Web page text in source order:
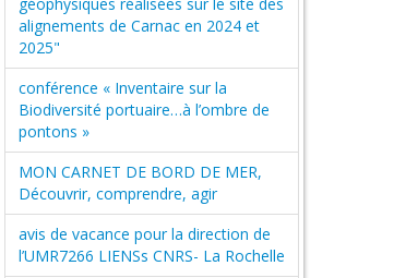
alignements de Carnac en 2024 et
2025"
conférence « Inventaire sur la
Biodiversité portuaire…à l’ombre de
pontons »
MON CARNET DE BORD DE MER,
Découvrir, comprendre, agir
avis de vacance pour la direction de
l’UMR7266 LIENSs CNRS- La Rochelle